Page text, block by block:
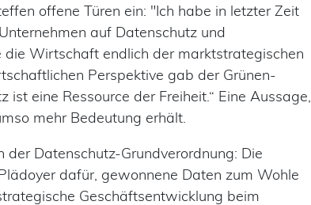
offene Türen ein: "Ich habe in letzter Zeit
auf Datenschutz und
Wirtschaft endlich der marktstrategischen
Perspektive gab der Grünen-
eine Ressource der Freiheit.“ Eine Aussage,
mehr Bedeutung erhält.
Datenschutz-Grundverordnung: Die
dafür, gewonnene Daten zum Wohle
Geschäftsentwicklung beim